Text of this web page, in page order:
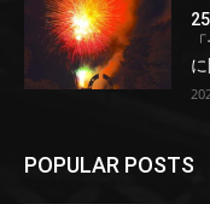
に
POPULAR POSTS